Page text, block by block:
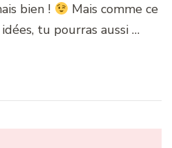
bien !
Mais comme ce
tu pourras aussi …